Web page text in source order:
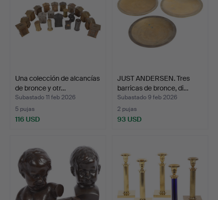
Una colección de alcancías
de bronce y otr…
Subastado 11 feb 2026
5 pujas
116 USD
JUST ANDERSEN. Tres
barricas de bronce, di…
Subastado 9 feb 2026
2 pujas
93 USD